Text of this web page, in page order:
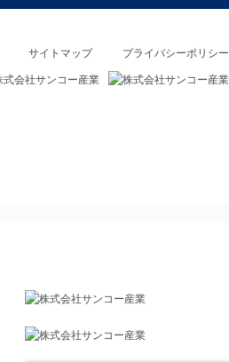
プライバシーポリシー
サイトマップ